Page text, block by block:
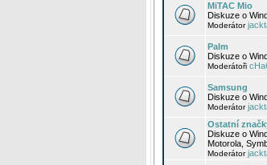
MiTAC Mio
Diskuze o
Moderátor
Palm
Diskuze o
Moderátoři
Samsung
Diskuze o
Moderátor
Ostatní
Diskuze o
Motorola,
Moderátor